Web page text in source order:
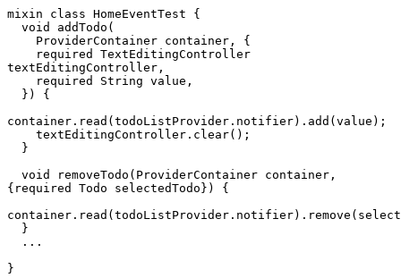
mixin class HomeEventTest {
  void addTodo(
    ProviderContainer container, {
textEditingController,
    required String value,
  }) {
    textEditingController.clear();
  }
{required Todo selectedTodo}) {
  }
  ...
}